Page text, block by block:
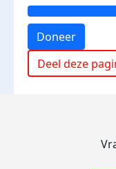
Doneer
Deel deze